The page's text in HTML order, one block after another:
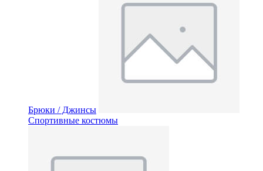
Брюки / Джинсы
Спортивные костюмы